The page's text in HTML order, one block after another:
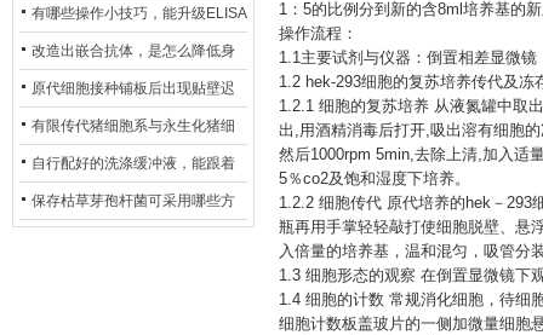
偏低，可从哪些维度开展问题排
查？
有哪些操作小技巧，能升级ELISA
的LOD与LOQ性能？
改造出嵌合抗体，是怎么降低身
体生成抗鼠抗体（HAMA）的？
原代细胞接种铺板后出现贴壁迟
缓、悬浮细胞数量偏多的现象的
主要诱因
有限传代猪细胞系与永生化猪细
胞系，二者在增殖存活周期上有
什么区别？
自行配好的洗涤缓冲液，能跟着
试剂盒原装干粉放一处储存吗？
保存枯草芽孢杆菌可采用哪些方
1：5的比例分到新的含8ml培养基的
操作流程：
1.1主要试剂与仪器：倒置相差显微
1.2 hek-293细胞的复苏培养传代及冻
1.2.1 细胞的复苏培养 从液氮罐中取
出,用酒精消毒后打开,吸出溶有细胞
然后1000rpm 5min,去除上清,加入适
5％co2及饱和湿度下培养。
1.2.2 细胞传代 原代培养的hek－293
瓶再用手掌轻轻敲打使细胞脱壁、悬
入倍量的培养基，温和混匀，吸管分
1.3 细胞形态的观察 在倒置显微镜下
1.4 细胞的计数 常规消化细胞，待细
细胞计数板盖玻片的一侧加微量细胞